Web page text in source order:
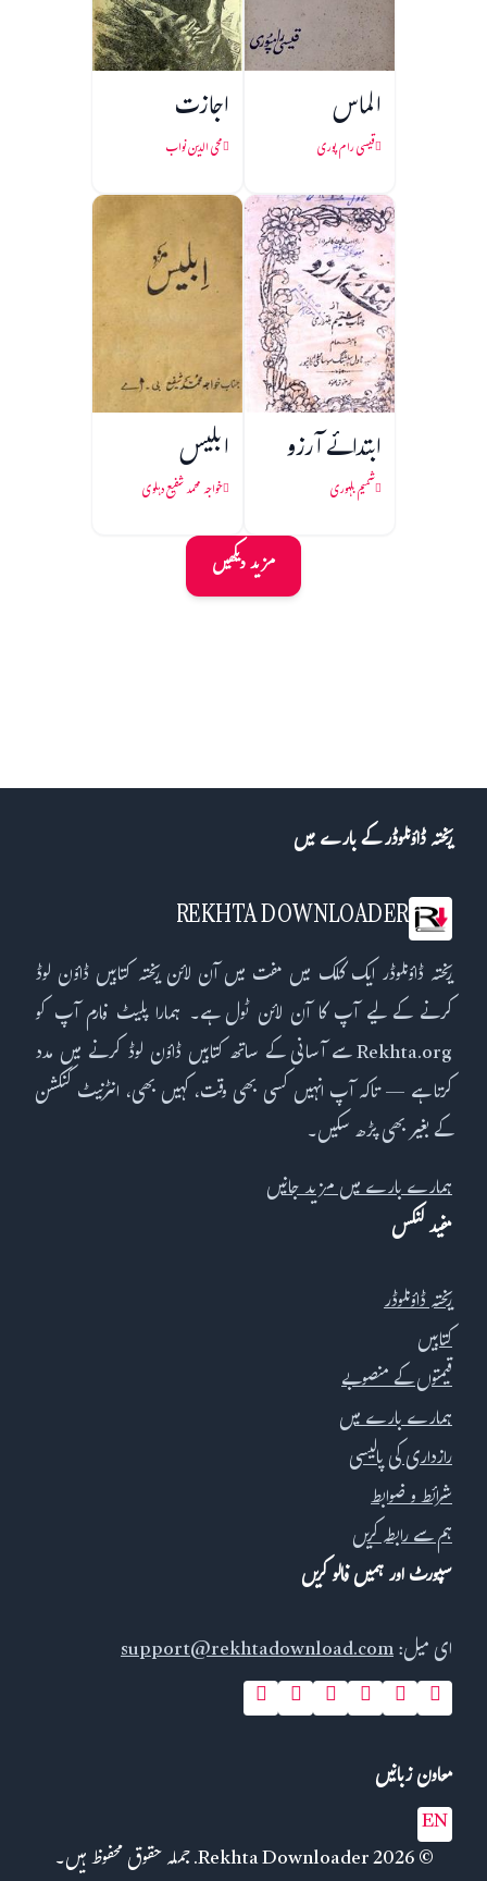
الماس
قیسی رام پوری
اجازت
محی الدین نواب
ابتدائے آرزو
شمیم بلہوری
ابلیس
خواجہ محمد شفیع دہلوی
مزید دیکھیں
ریختہ ڈاؤنلوڈر کے بارے میں
REKHTA DOWNLOADER
ریختہ ڈاؤنلوڈر ایک کلک میں مفت میں آن لائن ریختہ کتابیں ڈاؤن لوڈ
کرنے کے لیے آپ کا آن لائن ٹول ہے۔ ہمارا پلیٹ فارم آپ کو
Rekhta.org سے آسانی کے ساتھ کتابیں ڈاؤن لوڈ کرنے میں مدد
کرتا ہے — تاکہ آپ انہیں کسی بھی وقت، کہیں بھی، انٹرنیٹ کنکشن
کے بغیر بھی پڑھ سکیں۔
ہمارے بارے میں مزید جانیں
مفید لنکس
ریختہ ڈاؤنلوڈر
کتابیں
قیمتوں کے منصوبے
ہمارے بارے میں
رازداری کی پالیسی
شرائط و ضوابط
ہم سے رابطہ کریں
سپورٹ اور ہمیں فالو کریں
ای میل:support@rekhtadownload.com
معاون زبانیں
EN
© 2026 Rekhta Downloader. جملہ حقوق محفوظ ہیں۔